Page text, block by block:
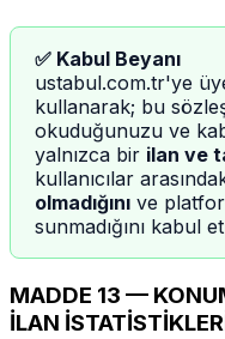
✅ Kabul Beyanı
ustabul.com.tr'ye
kullanarak; bu
okuduğunuzu ve
yalnızca bir ilan ve
kullanıcılar
olmadığını ve
sunmadığını kabul
MADDE 13 —
İLAN